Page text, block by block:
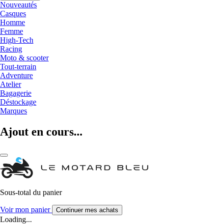
Nouveautés
Casques
Homme
Femme
High-Tech
Racing
Moto & scooter
Tout-terrain
Adventure
Atelier
Bagagerie
Déstockage
Marques
Ajout en cours...
Sous-total du panier
Voir mon panier Continuer mes achats
Loading...